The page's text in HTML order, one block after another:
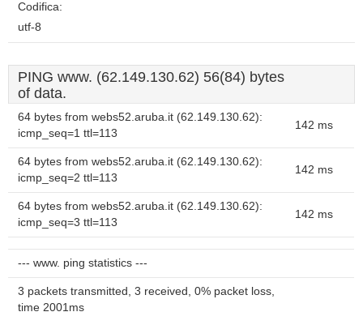
Codifica:
utf-8
PING www. (62.149.130.62) 56(84) bytes
of data.
64 bytes from webs52.aruba.it (62.149.130.62):
icmp_seq=1 ttl=113
142 ms
64 bytes from webs52.aruba.it (62.149.130.62):
icmp_seq=2 ttl=113
142 ms
64 bytes from webs52.aruba.it (62.149.130.62):
icmp_seq=3 ttl=113
142 ms
--- www. ping statistics ---
3 packets transmitted, 3 received, 0% packet loss,
time 2001ms